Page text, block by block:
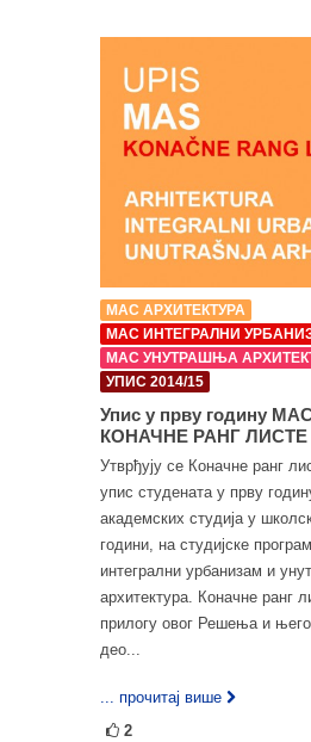
МАС АРХИТЕКТУРА
МАС ИНТЕГРАЛНИ
МАС УНУТРАШЊА
УПИС 2014/15
Упис у прву годину
КОНАЧНЕ РАНГ ЛИСТЕ
Утврђују се Коначне ранг
упис студената у прву
академских студија у
години, на студијске
интегрални урбанизам и
архитектура. Коначне ранг
прилогу овог Решења и
део...
... прочитај више
2